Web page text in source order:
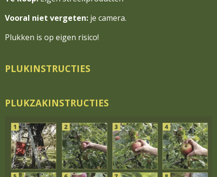
Vooral niet vergeten: je camera.
Plukken is op eigen risico!
PLUKINSTRUCTIES
PLUKZAKINSTRUCTIES